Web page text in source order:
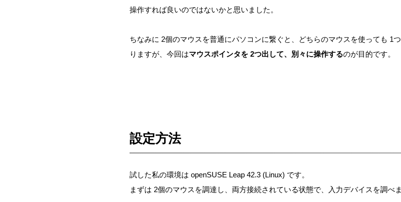
操作すれば良いのではないかと思いました。
ちなみに 2個のマウスを普通にパソコンに繋ぐと、どちらのマウスを使っても 1
りますが、今回はマウスポインタを 2つ出して、別々に操作するのが目的です。
設定方法
試した私の環境は openSUSE Leap 42.3 (Linux) です。
まずは 2個のマウスを調達し、両方接続されている状態で、入力デバイスを調べま